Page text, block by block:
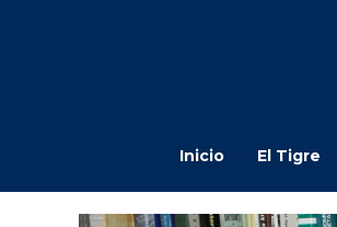
Inicio El Tigre